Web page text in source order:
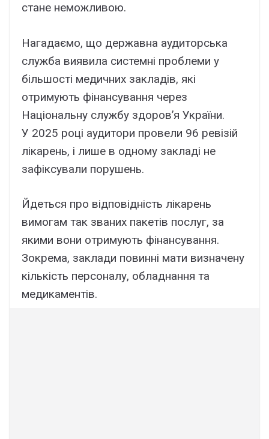
стане неможливою.
Нагадаємо, що державна аудиторська
служба виявила системні проблеми у
більшості медичних закладів, які
отримують фінансування через
Національну службу здоров’я України.
У 2025 році аудитори провели 96 ревізій
лікарень, і лише в одному закладі не
зафіксували порушень.
Йдеться про відповідність лікарень
вимогам так званих пакетів послуг, за
якими вони отримують фінансування.
Зокрема, заклади повинні мати визначену
кількість персоналу, обладнання та
медикаментів.